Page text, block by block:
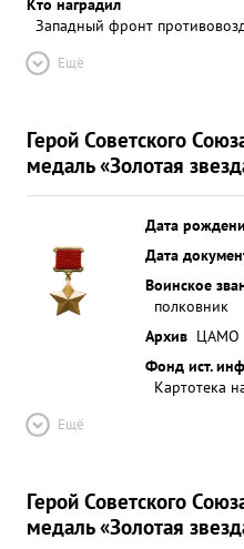
правительственной
звания ГЕРОЙ
Западный фронт
Ещё
Герой Советского
медаль «Золотая
Дата
Дата
Воинское
полковник
Архив ЦАМО
Фонд ист.
Картотека
Ещё
Герой Советского
медаль «Золотая